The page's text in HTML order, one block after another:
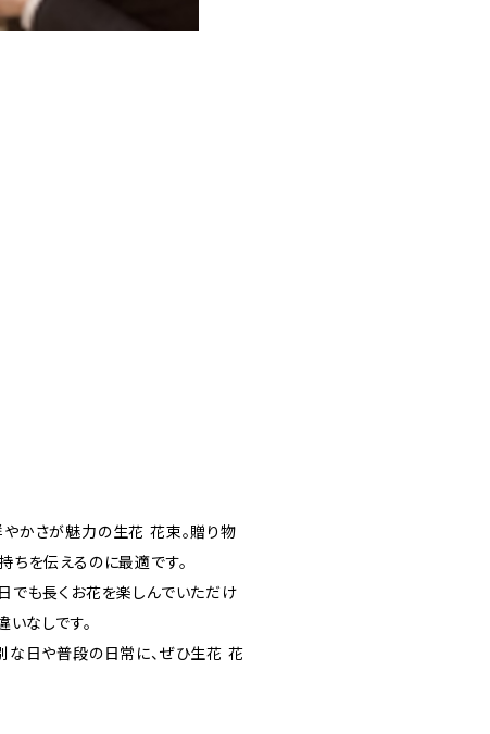
かさが魅力の生花 花束。贈り物
を伝えるのに最適です。
でも長くお花を楽しんでいただけ
なしです。
な日や普段の日常に、ぜひ生花 花